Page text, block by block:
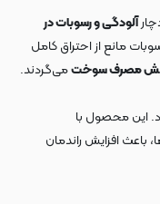
آلودگی و رسوبات در
مانع از احتراق کامل
مصرف سوختمی‌گردند.
این محصول با
باعث افزایش راندمان